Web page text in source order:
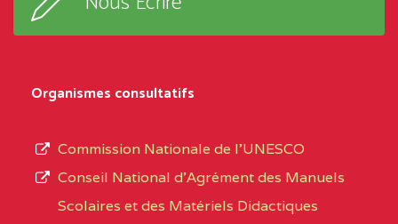
D'ENSEIGNEMENT
PROFESSIONNEL
(CEGEP) STE FOI BP
:4740 YAOUNDE
type
Organismes consultatifs
Commission Nationale de l’UNESCO
Conseil National d’Agrément des Manuels
Scolaires et des Matériels Didactiques